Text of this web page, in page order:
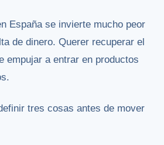
España se invierte mucho peor
de dinero. Querer recuperar el
empujar a entrar en productos
tres cosas antes de mover